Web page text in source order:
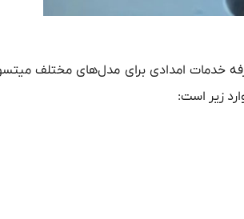
خدمات امدادی برای مدل‌های مختلف
زیر است: